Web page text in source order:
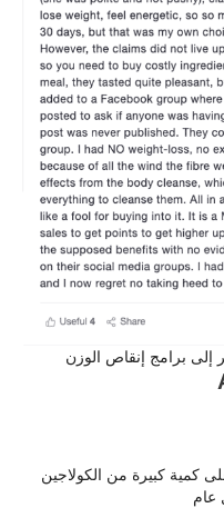
كمية كبيرة من الكولاجين
عام